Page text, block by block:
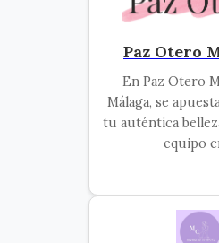
Paz Otero
En Paz Otero
Málaga, se
tu auténtica
equipo